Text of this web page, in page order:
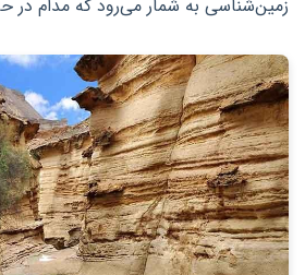
زمین‌شناسی به شمار می‌رود که مدام در